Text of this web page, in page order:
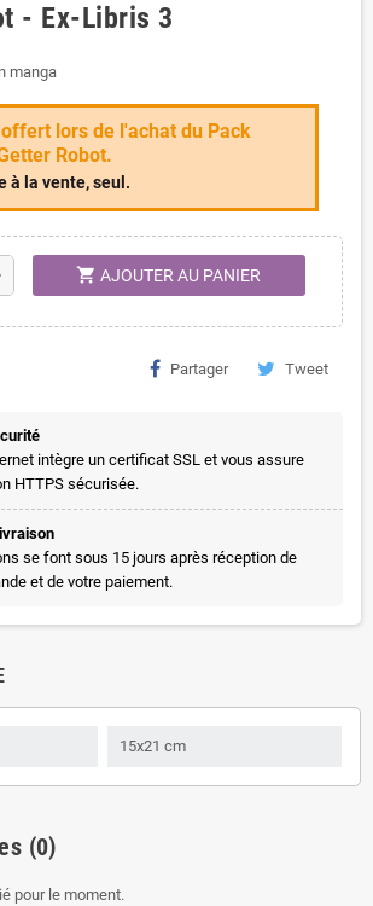
- Ex-Libris 3
manga
lors de l'achat du Pack
Robot.
à la vente, seul.
shopping_cart AJOUTER AU PANIER
Partager Tweet
intègre un certificat SSL et vous assure
HTTPS sécurisée.
se font sous 15 jours après réception de
et de votre paiement.
15x21 cm
(0)
pour le moment.